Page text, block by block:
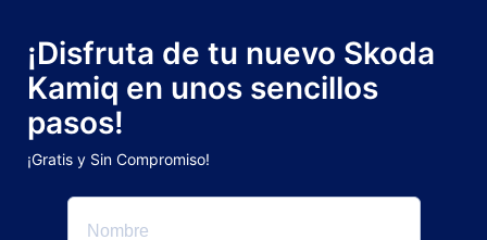
¡Disfruta de tu nuevo Skoda
Kamiq en unos sencillos
pasos!
¡Gratis y Sin Compromiso!